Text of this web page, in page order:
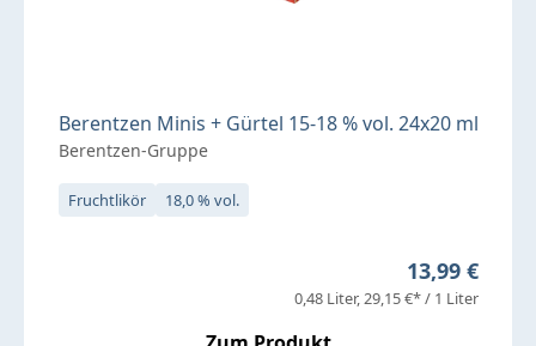
Berentzen Minis + Gürtel 15-18 % vol. 24x20 ml
Berentzen-Gruppe
Fruchtlikör 18,0 % vol.
Regulärer
13,99 €
0,48 Liter 29,15 €* / 1 Liter